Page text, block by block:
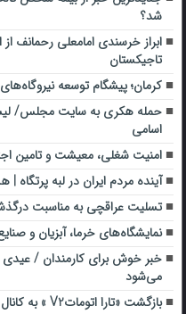
شد؟
ابراز خرسندی امامعلی رحمانف
تاجیکستان
کرمان؛ پیشگام توسعه
حمله هکری به سایت مجلس/
اسامی
امنیت شغلی، معیشت و تامین
آینده مردم ایران در لبه
تسلیت عراقچی به مناسبت
نمایشگاه‌های خرما، آبزیان و
خبر خوش برای کارمندان / عیدی
می‌شود
بازگشت «تارا اتوماتV2 » به کانال ۹۰۰ میلیونی‌ها +جدول قیمت